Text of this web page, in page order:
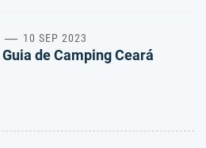
10 SEP 2023
Guia de Camping Ceará